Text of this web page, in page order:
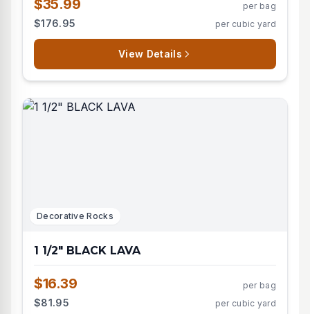
$35.99 per bag
$176.95 per cubic yard
View Details
Decorative Rocks
1 1/2" BLACK LAVA
$16.39 per bag
$81.95 per cubic yard